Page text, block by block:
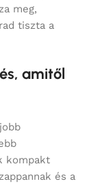
meg,
tiszta a
amitől
kompakt
és a